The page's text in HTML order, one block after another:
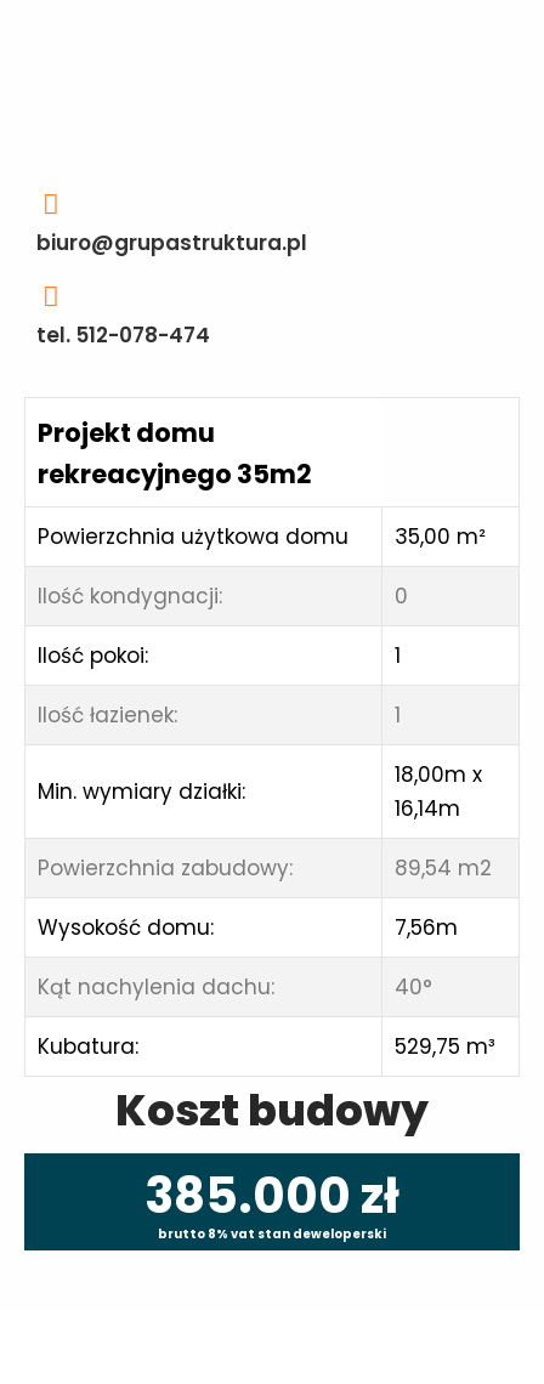
biuro@grupastruktura.pl
tel. 512-078-474
Projekt domu
rekreacyjnego 35m2
Powierzchnia użytkowa domu 35,00 m²
Ilość kondygnacji: 0
Ilość pokoi: 1
Ilość łazienek: 1
Min. wymiary działki:
18,00m x
16,14m
Powierzchnia zabudowy: 89,54 m2
Wysokość domu: 7,56m
Kąt nachylenia dachu: 40°
Kubatura: 529,75 m³
Koszt budowy
385.000 zł
brutto 8% vat stan deweloperski